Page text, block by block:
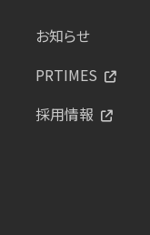
お知らせ
PRTIMES
採用情報